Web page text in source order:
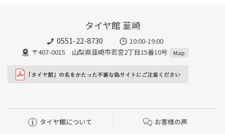
タイヤ館 韮崎
0551-22-8730
10:00-19:00
〒407-0015 山梨県韮崎市若宮2丁目15番10号
Map
タイヤ館について お客様の声